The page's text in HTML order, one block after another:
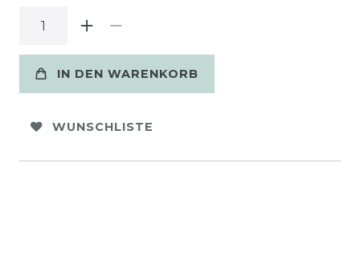
IN DEN WARENKORB
WUNSCHLISTE